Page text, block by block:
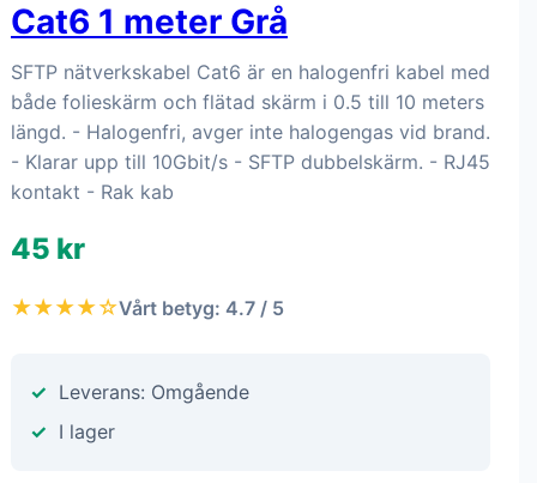
Cat6 1 meter Grå
SFTP nätverkskabel Cat6 är en halogenfri kabel med
både folieskärm och flätad skärm i 0.5 till 10 meters
längd. - Halogenfri, avger inte halogengas vid brand.
- Klarar upp till 10Gbit/s - SFTP dubbelskärm. - RJ45
kontakt - Rak kab
45 kr
★★★★☆Vårt betyg: 4.7 / 5
Leverans: Omgående
I lager